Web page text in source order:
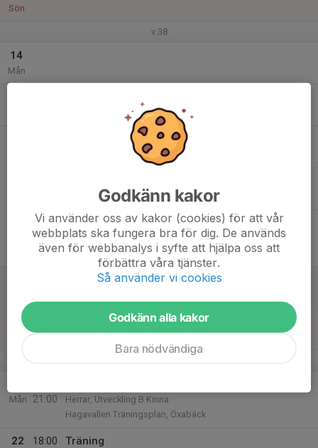
Sön
v.38
14
Mån
Äbyvallen
19:00
20:30
Match mot Brämhults IK
Herrar, Div 4 Södra
Brämhults IP A
20
Mån
21:00
Herrar, Utveckling B Kinna
Hagavallen Träningsplan, Öxabäck
22
18:00
Träning
Godkänn kakor
Vi använder oss av kakor (cookies) för att vår
webbplats ska fungera bra för dig. De används
även för webbanalys i syfte att hjälpa oss att
förbättra våra tjänster.
Så använder vi cookies
Godkänn alla kakor
Bara nödvändiga